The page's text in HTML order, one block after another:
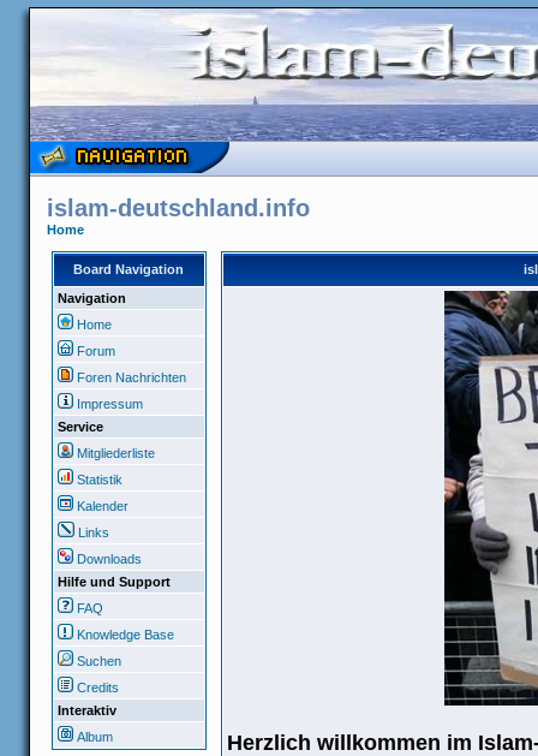
islam-deutschland.info
Home
Board Navigation
Navigation
Home
Forum
Foren Nachrichten
Impressum
Service
Mitgliederliste
Statistik
Kalender
Links
Downloads
Hilfe und Support
FAQ
Knowledge Base
Suchen
Credits
Interaktiv
Album
Herzlich willkommen im